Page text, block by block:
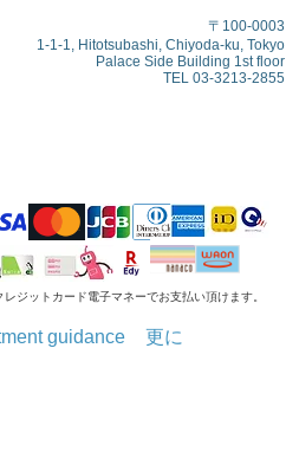
〒100-0003
1-1-1, Hitotsubashi, Chiyoda-ku, Tokyo
Palace Side Building 1st floor
TEL 03-3213-2855
レジットカード電子マネーでお支払い頂けます。
guidance 更に